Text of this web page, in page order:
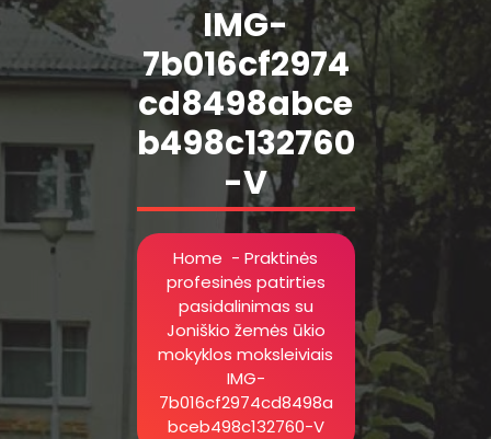
IMG-
7b016cf2974
cd8498abce
b498c132760
-V
Home - Praktinės
profesinės patirties
pasidalinimas su
Joniškio žemės ūkio
mokyklos moksleiviais
IMG-
7b016cf2974cd8498a
bceb498c132760-V